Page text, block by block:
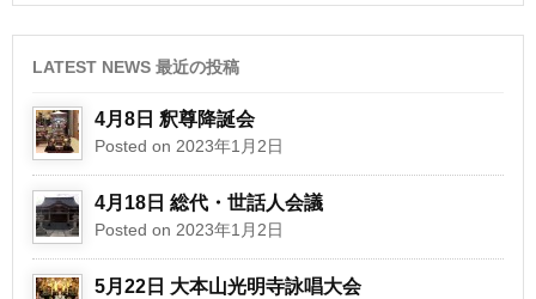
LATEST NEWS 最近の投稿
4月8日 釈尊降誕会
Posted on 2023年1月2日
4月18日 総代・世話人会議
Posted on 2023年1月2日
5月22日 大本山光明寺詠唱大会